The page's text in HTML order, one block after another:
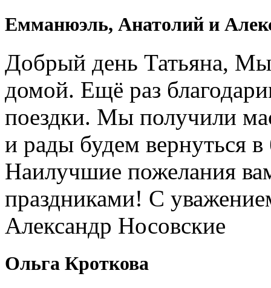
Емманюэль, Анатолий и
Добрый день Татьяна, Мы
домой. Ещё раз
поездки. Мы получили
и рады будем вернуться
Наилучшие пожелания
праздниками! С
Александр Носовские
Ольга Кроткова